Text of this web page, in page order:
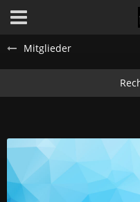
Mitglieder